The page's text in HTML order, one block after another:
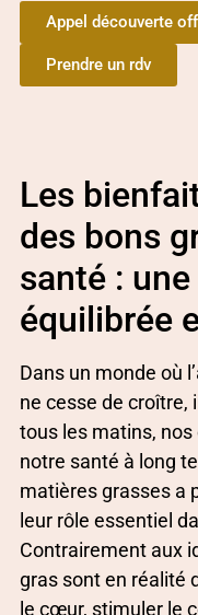
Appel découverte
Prendre un rdv
Les
des bons
santé :
équilibrée
Dans un monde où
ne cesse de croître,
tous les matins,
notre santé à long
matières grasses a
leur rôle essentiel
Contrairement aux
gras sont en réalité
le cœur, stimuler le